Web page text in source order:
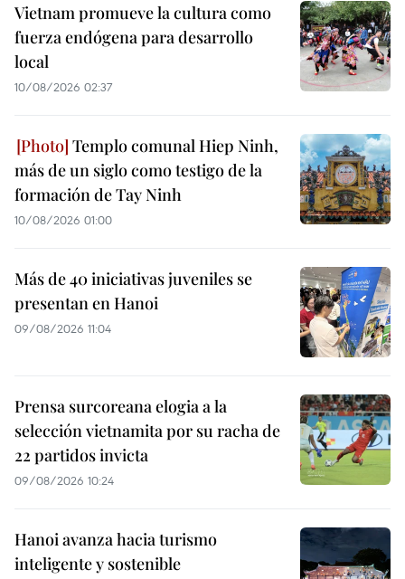
Vietnam promueve la cultura como
fuerza endógena para desarrollo
local
10/08/2026 02:37
Templo comunal Hiep Ninh,
más de un siglo como testigo de la
formación de Tay Ninh
10/08/2026 01:00
Más de 40 iniciativas juveniles se
presentan en Hanoi
09/08/2026 11:04
Prensa surcoreana elogia a la
selección vietnamita por su racha de
22 partidos invicta
09/08/2026 10:24
Hanoi avanza hacia turismo
inteligente y sostenible